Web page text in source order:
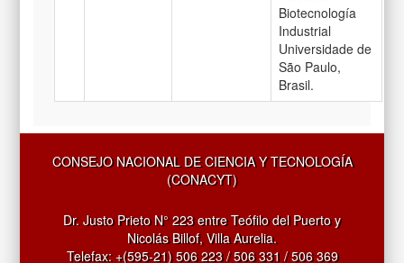
Biotecnología
Industrial
Universidade de
São Paulo,
Brasil.
CONSEJO NACIONAL DE CIENCIA Y TECNOLOGÍA
(CONACYT)
Dr. Justo Prieto N° 223 entre Teófilo del Puerto y
Nicolás Billof, Villa Aurelia.
Telefax: +(595-21) 506 223 / 506 331 / 506 369